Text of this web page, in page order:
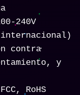
240V
contra
y
RoHS